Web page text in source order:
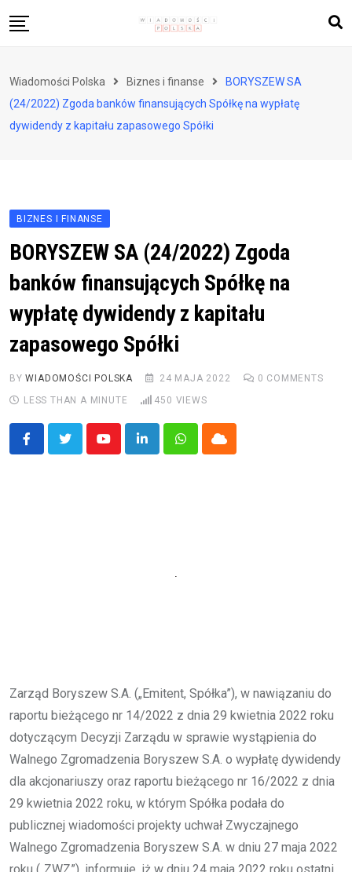
to
Zdrowie i styl życia
Polityka i społeczeństwo
Wiadomości Polska Biznes i finanse
BORYSZEW SA
(24/2022) Zgoda banków finansujących Spółkę na wypłatę
dywidendy z kapitału zapasowego Spółki
BIZNES I FINANSE
BORYSZEW SA (24/2022) Zgoda
banków finansujących Spółkę na
wypłatę dywidendy z kapitału
zapasowego Spółki
BYWIADOMOŚCI POLSKA 24 MAJA 2022 0 COMMENTS
LESS THAN A MINUTE
450 VIEWS
YoutubeLinkedInWhatsappCloud
Zarząd Boryszew S.A. („Emitent, Spółka”), w nawiązaniu do
raportu bieżącego nr 14/2022 z dnia 29 kwietnia 2022 roku
dotyczącym Decyzji Zarządu w sprawie wystąpienia do
Walnego Zgromadzenia Boryszew S.A. o wypłatę dywidendy
dla akcjonariuszy oraz raportu bieżącego nr 16/2022 z dnia
29 kwietnia 2022 roku, w którym Spółka podała do
publicznej wiadomości projekty uchwał Zwyczajnego
Walnego Zgromadzenia Boryszew S.A. w dniu 27 maja 2022
roku („ZWZ”), informuje, iż w dniu 24 maja 2022 roku ostatni